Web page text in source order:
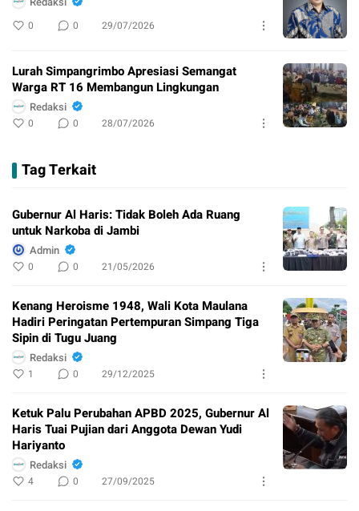
0 0 29/07/2026
Lurah Simpangrimbo Apresiasi Semangat
Warga RT 16 Membangun Lingkungan
Redaksi
0 0 28/07/2026
Tag Terkait
Gubernur Al Haris: Tidak Boleh Ada Ruang
untuk Narkoba di Jambi
Admin
0 0 21/05/2026
Kenang Heroisme 1948, Wali Kota Maulana
Hadiri Peringatan Pertempuran Simpang Tiga
Sipin di Tugu Juang
Redaksi
1 0 29/12/2025
Ketuk Palu Perubahan APBD 2025, Gubernur Al
Haris Tuai Pujian dari Anggota Dewan Yudi
Hariyanto
Redaksi
4 0 27/09/2025